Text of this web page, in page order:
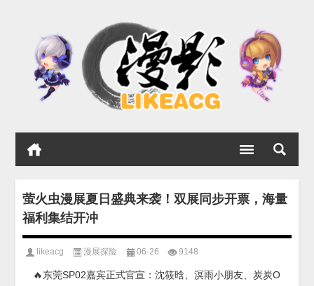
萤火虫漫展夏日盛典来袭！双展同步开票，海量
福利集结开冲
likeacg 漫展探险 06-26 9148
🔥东莞SP02嘉宾正式官宣：沈筱晗、溟雨小朋友、炭炭O